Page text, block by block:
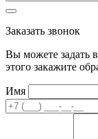
Заказать звонок
Вы можете задать
этого закажите
Имя